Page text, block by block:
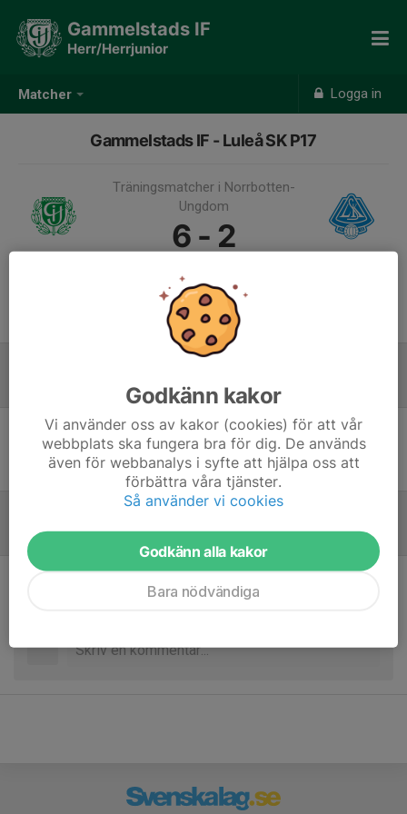
Matcher Logga in
Gammelstads IF
Herr/Herrjunior
Gammelstads IF - Luleå SK P17
Träningsmatcher i Norrbotten-
Ungdom
6 - 2
Samling 09:00
Laguppställning
Ingen uppställning ifylld
Referat
Inget referat skrivet
Godkänn kakor
Vi använder oss av kakor (cookies) för att vår
webbplats ska fungera bra för dig. De används
även för webbanalys i syfte att hjälpa oss att
förbättra våra tjänster.
Så använder vi cookies
Godkänn alla kakor
Bara nödvändiga